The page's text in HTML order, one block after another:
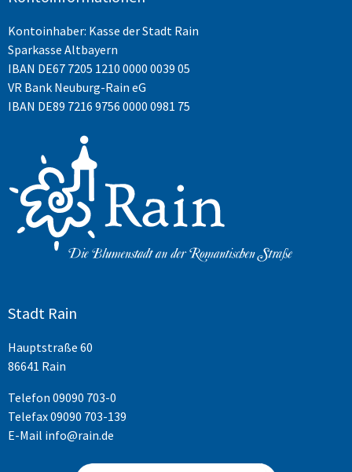
Kontoinhaber: Kasse der Stadt Rain
Sparkasse Altbayern
IBAN DE67 7205 1210 0000 0039 05
VR Bank Neuburg-Rain eG
IBAN DE89 7216 9756 0000 0981 75
Stadt Rain
Hauptstraße 60
86641 Rain
Telefon 09090 703-0
Telefax 09090 703-139
E-Mail info@rain.de